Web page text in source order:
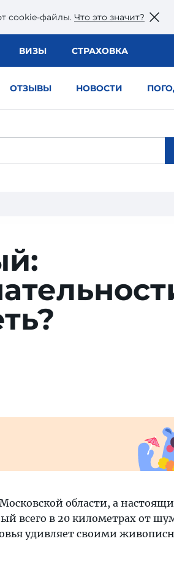
сookie-файлы. Что это значит?
ВИЗЫ СТРАХОВКА
ОТЗЫВЫ НОВОСТИ
области, а
всего в 20 километрах от
удивляет своими